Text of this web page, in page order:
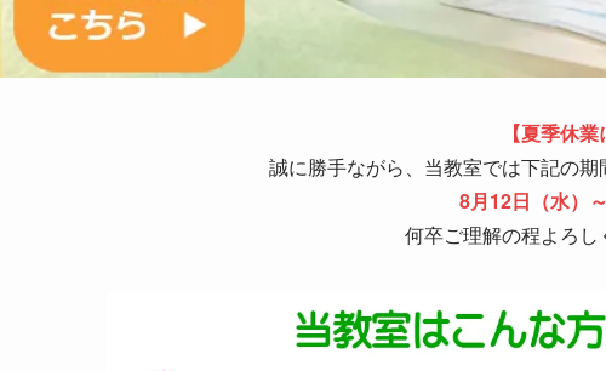
【夏季休業
誠に勝手ながら、当教室では下記の期
8月12日（水）
何卒ご理解の程よろし